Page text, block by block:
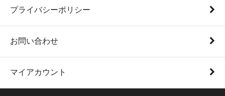
プライバシーポリシー
お問い合わせ
マイアカウント